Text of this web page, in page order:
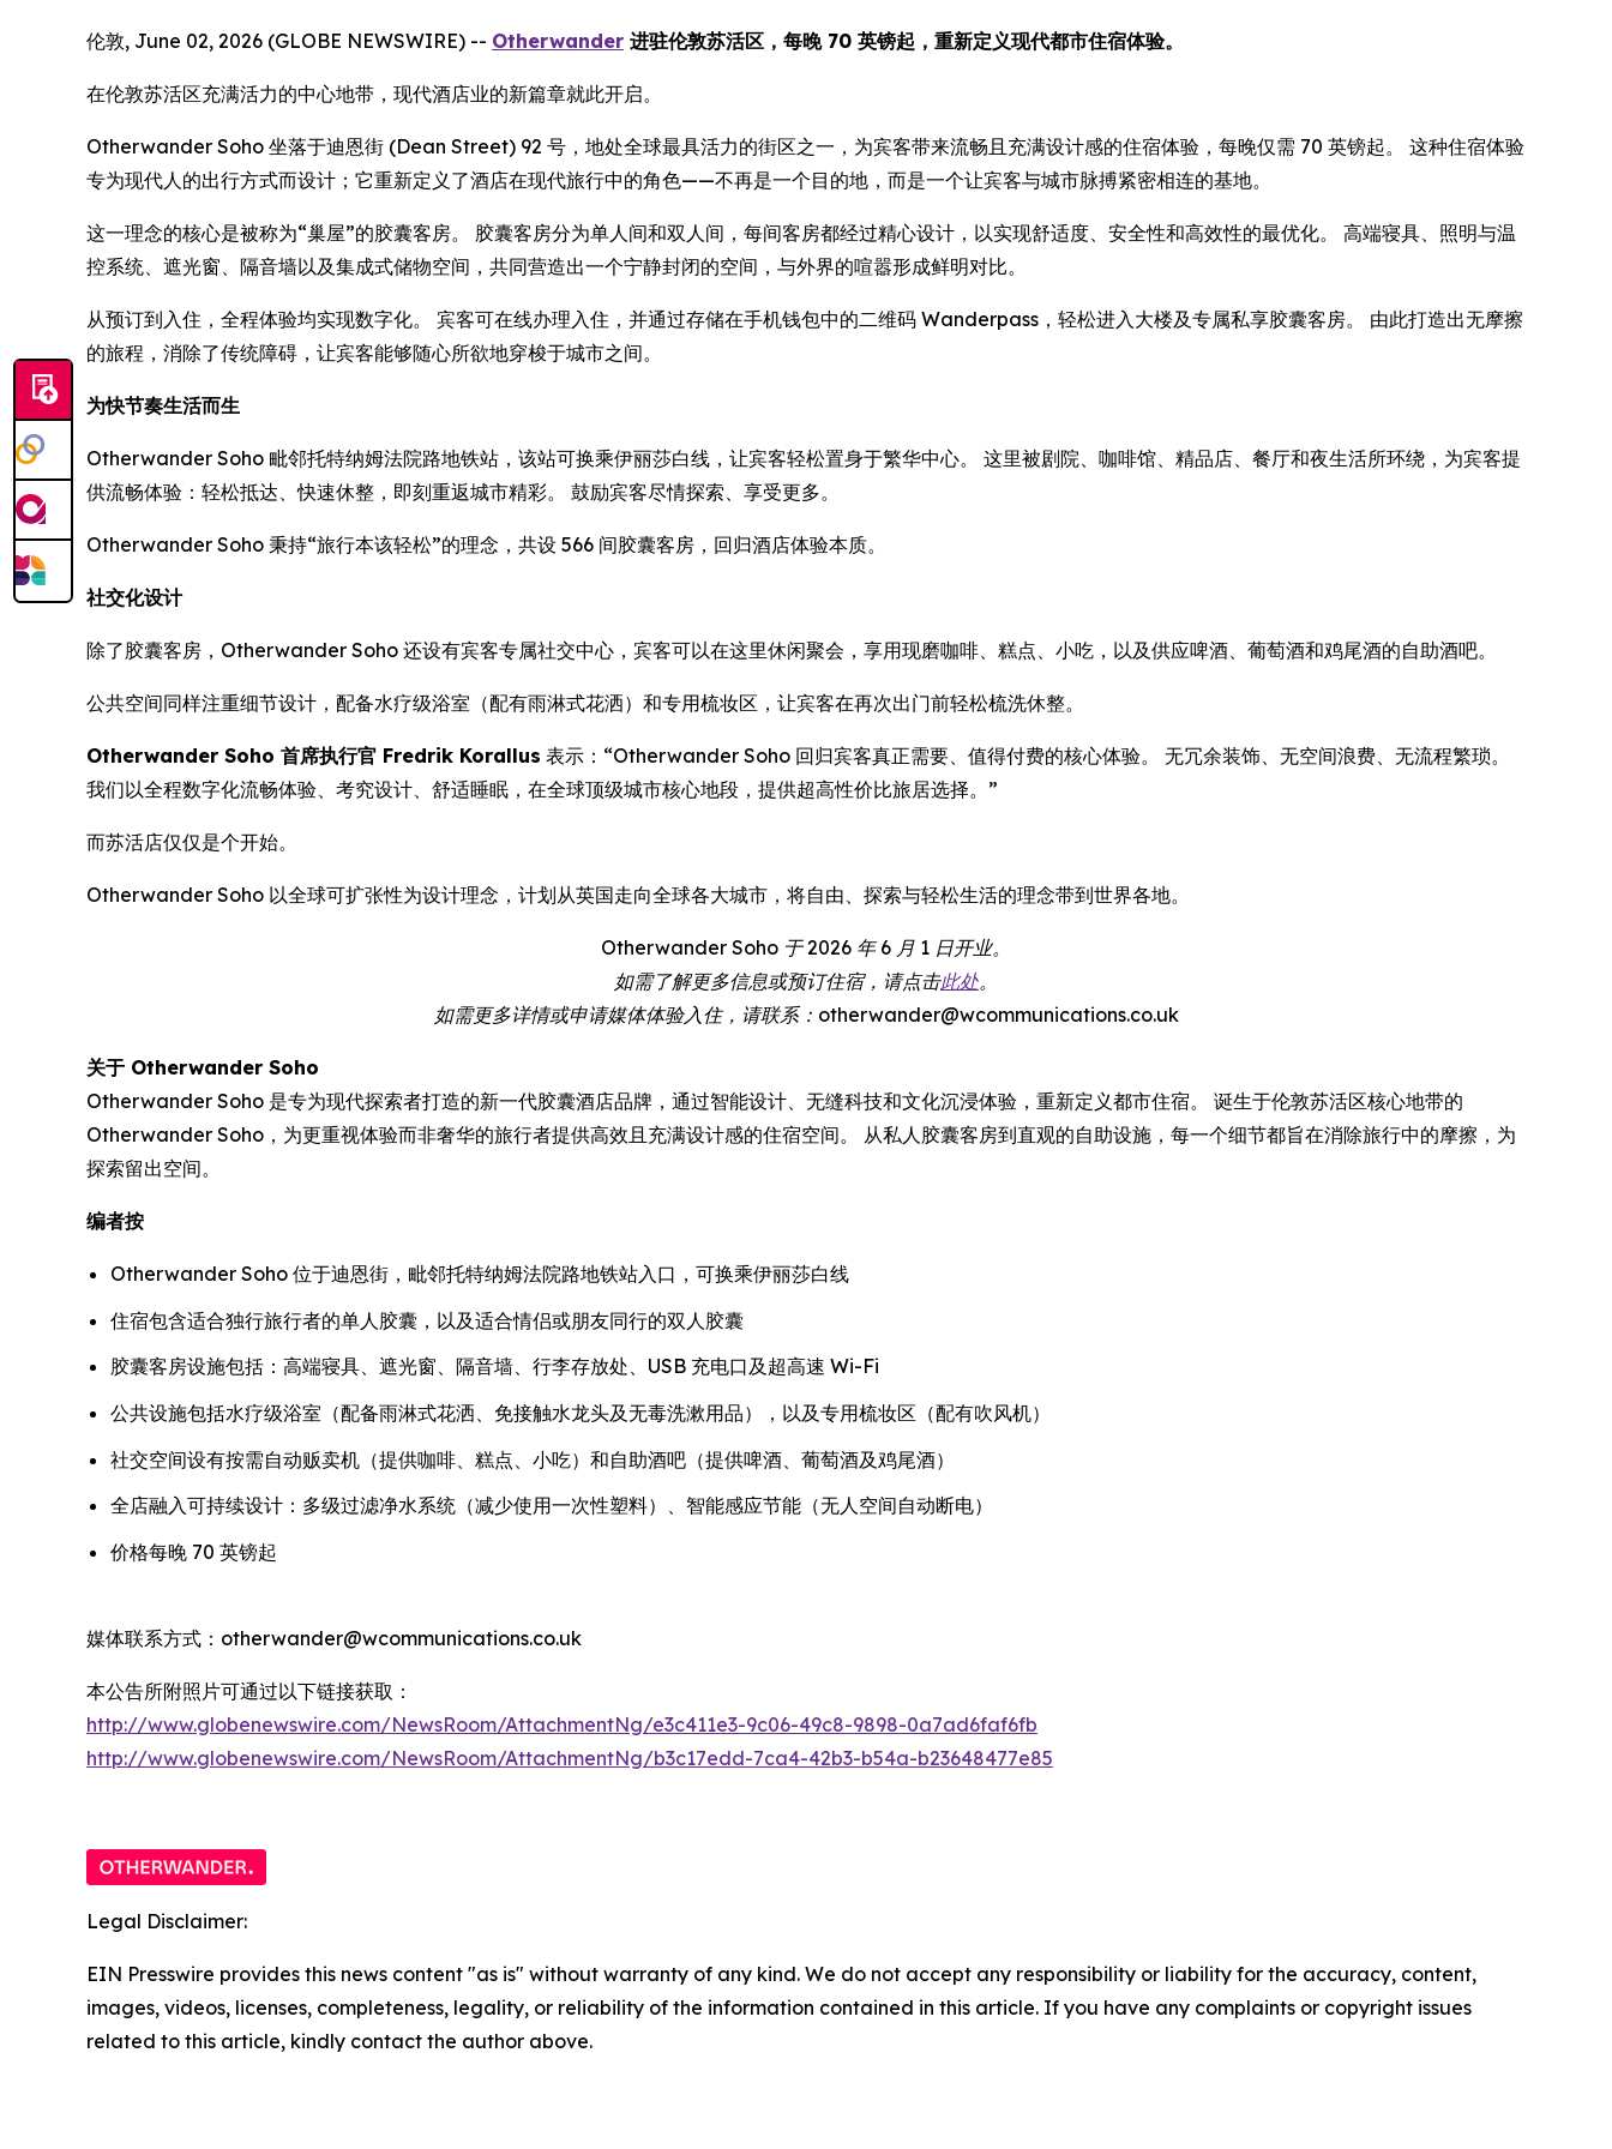
伦敦, June 02, 2026 (GLOBE NEWSWIRE) -- Otherwander 进驻伦敦苏活区，每晚 70 英镑起，重新定义现代都市住宿体验。
在伦敦苏活区充满活力的中心地带，现代酒店业的新篇章就此开启。
Otherwander Soho 坐落于迪恩街 (Dean Street) 92 号，地处全球最具活力的街区之一，为宾客带来流畅且充满设计感的住宿体验，每晚仅需 70 英镑起。 这种住宿体验
专为现代人的出行方式而设计；它重新定义了酒店在现代旅行中的角色——不再是一个目的地，而是一个让宾客与城市脉搏紧密相连的基地。
这一理念的核心是被称为“巢屋”的胶囊客房。 胶囊客房分为单人间和双人间，每间客房都经过精心设计，以实现舒适度、安全性和高效性的最优化。 高端寝具、照明与温
控系统、遮光窗、隔音墙以及集成式储物空间，共同营造出一个宁静封闭的空间，与外界的喧嚣形成鲜明对比。
从预订到入住，全程体验均实现数字化。 宾客可在线办理入住，并通过存储在手机钱包中的二维码 Wanderpass，轻松进入大楼及专属私享胶囊客房。 由此打造出无摩擦
的旅程，消除了传统障碍，让宾客能够随心所欲地穿梭于城市之间。
为快节奏生活而生
Otherwander Soho 毗邻托特纳姆法院路地铁站，该站可换乘伊丽莎白线，让宾客轻松置身于繁华中心。 这里被剧院、咖啡馆、精品店、餐厅和夜生活所环绕，为宾客提
供流畅体验：轻松抵达、快速休整，即刻重返城市精彩。 鼓励宾客尽情探索、享受更多。
Otherwander Soho 秉持“旅行本该轻松”的理念，共设 566 间胶囊客房，回归酒店体验本质。
社交化设计
除了胶囊客房，Otherwander Soho 还设有宾客专属社交中心，宾客可以在这里休闲聚会，享用现磨咖啡、糕点、小吃，以及供应啤酒、葡萄酒和鸡尾酒的自助酒吧。
公共空间同样注重细节设计，配备水疗级浴室（配有雨淋式花洒）和专用梳妆区，让宾客在再次出门前轻松梳洗休整。
Otherwander Soho 首席执行官 Fredrik Korallus 表示：“Otherwander Soho 回归宾客真正需要、值得付费的核心体验。 无冗余装饰、无空间浪费、无流程繁琐。
我们以全程数字化流畅体验、考究设计、舒适睡眠，在全球顶级城市核心地段，提供超高性价比旅居选择。”
而苏活店仅仅是个开始。
Otherwander Soho 以全球可扩张性为设计理念，计划从英国走向全球各大城市，将自由、探索与轻松生活的理念带到世界各地。
Otherwander Soho 于 2026 年 6 月 1 日开业。
如需了解更多信息或预订住宿，请点击此处。
如需更多详情或申请媒体体验入住，请联系：otherwander@wcommunications.co.uk
关于 Otherwander Soho
Otherwander Soho 是专为现代探索者打造的新一代胶囊酒店品牌，通过智能设计、无缝科技和文化沉浸体验，重新定义都市住宿。 诞生于伦敦苏活区核心地带的
Otherwander Soho，为更重视体验而非奢华的旅行者提供高效且充满设计感的住宿空间。 从私人胶囊客房到直观的自助设施，每一个细节都旨在消除旅行中的摩擦，为
探索留出空间。
编者按
Otherwander Soho 位于迪恩街，毗邻托特纳姆法院路地铁站入口，可换乘伊丽莎白线
住宿包含适合独行旅行者的单人胶囊，以及适合情侣或朋友同行的双人胶囊
胶囊客房设施包括：高端寝具、遮光窗、隔音墙、行李存放处、USB 充电口及超高速 Wi-Fi
公共设施包括水疗级浴室（配备雨淋式花洒、免接触水龙头及无毒洗漱用品），以及专用梳妆区（配有吹风机）
社交空间设有按需自动贩卖机（提供咖啡、糕点、小吃）和自助酒吧（提供啤酒、葡萄酒及鸡尾酒）
全店融入可持续设计：多级过滤净水系统（减少使用一次性塑料）、智能感应节能（无人空间自动断电）
价格每晚 70 英镑起
媒体联系方式：otherwander@wcommunications.co.uk
本公告所附照片可通过以下链接获取：
http://www.globenewswire.com/NewsRoom/AttachmentNg/e3c411e3-9c06-49c8-9898-0a7ad6faf6fb
http://www.globenewswire.com/NewsRoom/AttachmentNg/b3c17edd-7ca4-42b3-b54a-b23648477e85
Legal Disclaimer:
EIN Presswire provides this news content "as is" without warranty of any kind. We do not accept any responsibility or liability for the accuracy, content,
images, videos, licenses, completeness, legality, or reliability of the information contained in this article. If you have any complaints or copyright issues
related to this article, kindly contact the author above.